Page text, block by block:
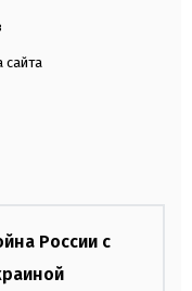
сайта
России с